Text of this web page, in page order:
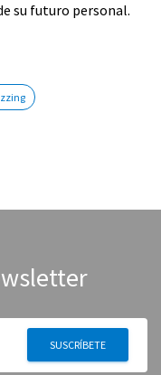
su futuro personal.